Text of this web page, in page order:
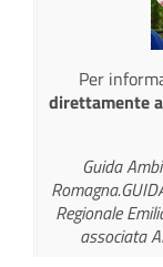
Per
direttamente a
Guida
Regionale
associata